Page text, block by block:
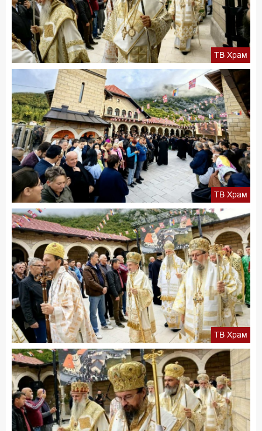
ТВ Храм
ТВ Храм
ТВ Храм